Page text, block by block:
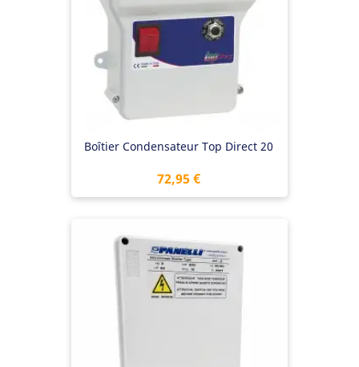
Boîtier Condensateur Top Direct 20
Prix
72,95 €